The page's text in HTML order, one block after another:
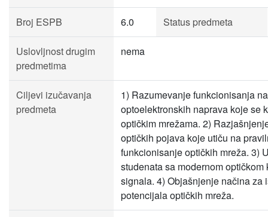
Broj ESPB 6.0 Status predmeta
Uslovljnost drugim
predmetima
nema
Ciljevi izučavanja
predmeta
1) Razumevanje funkcionisanja
optoelektronskih naprava koje se
optičkim mrežama. 2)
optičkih pojava koje utiču na
funkcionisanje optičkih mreža. 3)
studenata sa modernom optičkom
signala. 4) Objašnjenje načina za
potencijala optičkih mreža.